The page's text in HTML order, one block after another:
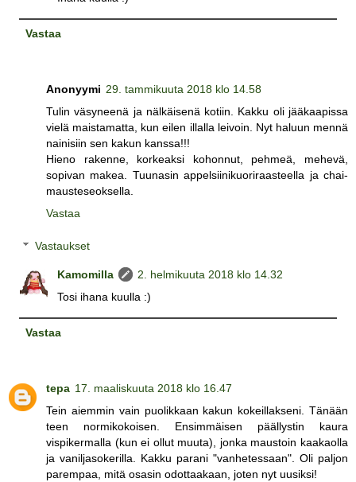
Vastaa
Anonyymi 29. tammikuuta 2018 klo 14.58
Tulin väsyneenä ja nälkäisenä kotiin. Kakku oli jääkaapissa
vielä maistamatta, kun eilen illalla leivoin. Nyt haluun mennä
nainisiin sen kakun kanssa!!!
Hieno rakenne, korkeaksi kohonnut, pehmeä, mehevä,
sopivan makea. Tuunasin appelsiinikuoriraasteella ja chai-
mausteseoksella.
Vastaa
Vastaukset
Kamomilla
2. helmikuuta 2018 klo 14.32
Tosi ihana kuulla :)
Vastaa
tepa 17. maaliskuuta 2018 klo 16.47
Tein aiemmin vain puolikkaan kakun kokeillakseni. Tänään
teen normikokoisen. Ensimmäisen päällystin kaura
vispikermalla (kun ei ollut muuta), jonka maustoin kaakaolla
ja vaniljasokerilla. Kakku parani "vanhetessaan". Oli paljon
parempaa, mitä osasin odottaakaan, joten nyt uusiksi!